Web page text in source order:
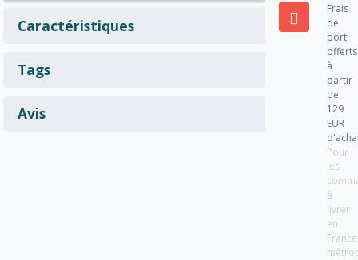
Caractéristiques
Tags
Avis
Frais
de
port
offerts
à
partir
de
129
EUR
Pour
les
à
livrer
en
France